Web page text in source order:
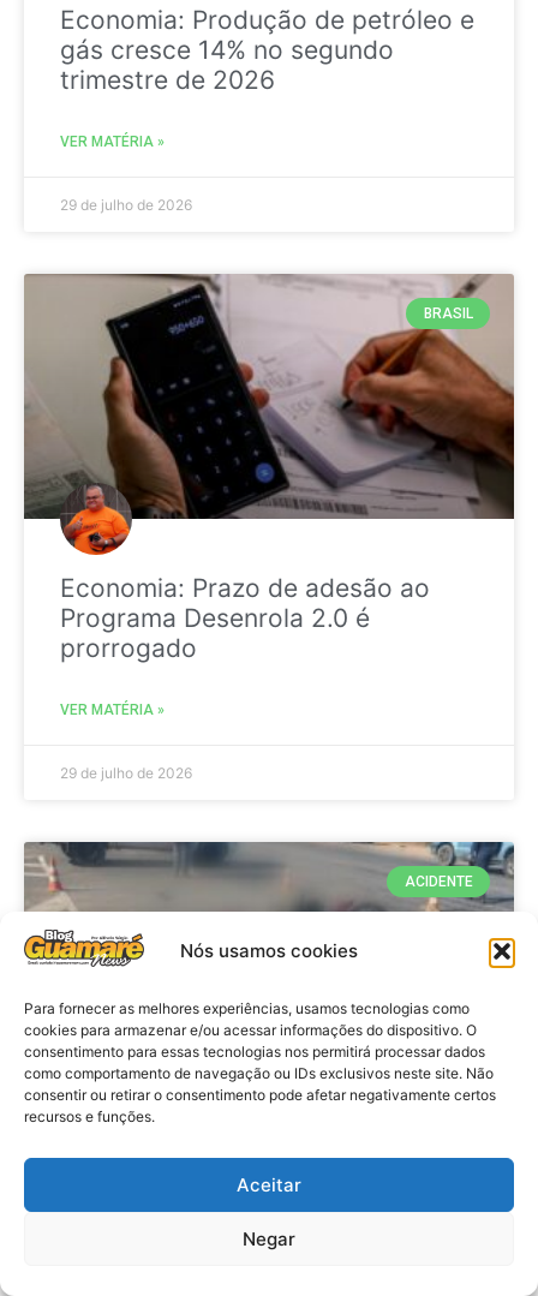
Nós usamos cookies
Para fornecer as melhores experiências, usamos tecnologias como
cookies para armazenar e/ou acessar informações do dispositivo. O
consentimento para essas tecnologias nos permitirá processar dados
como comportamento de navegação ou IDs exclusivos neste site. Não
consentir ou retirar o consentimento pode afetar negativamente certos
recursos e funções.
Aceitar
Negar
Economia: Produção de petróleo e
gás cresce 14% no segundo
trimestre de 2026
VER MATÉRIA »
29 de julho de 2026
BRASIL
Economia: Prazo de adesão ao
Programa Desenrola 2.0 é
prorrogado
VER MATÉRIA »
29 de julho de 2026
ACIDENTE
Acidente: A caminho do trabalho
professora se envolve em
acidente e vai a obito na RN 118
no Alto do Rodrigues, RN